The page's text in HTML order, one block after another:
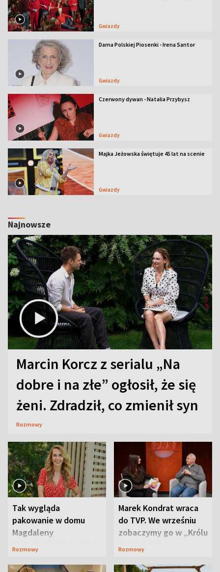
Gwiazdy
Dama Polskiej Piosenki - Irena Santor
Gwiazdy
Czerwony dywan - Natalia Przybysz
Gwiazdy
Majka Jeżowska świętuje 45 lat na scenie
Gwiazdy
Najnowsze
Marcin Korcz z serialu „Na
dobre i na złe” ogłosił, że się
żeni. Zdradził, co zmienił syn
Rozmowy
Tak wygląda
pakowanie w domu
Magdaleny
Waligórskiej-Lisieckiej.
Rozmowy
Marek Kondrat wraca
do TVP. We wrześniu
zobaczymy go w „Królu
Maciusiu I”
Rozmowy